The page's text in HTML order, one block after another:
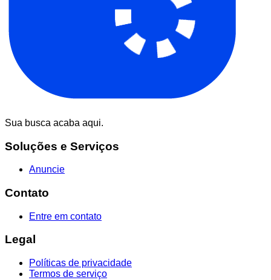
Sua busca acaba aqui.
Soluções e Serviços
Anuncie
Contato
Entre em contato
Legal
Políticas de privacidade
Termos de serviço